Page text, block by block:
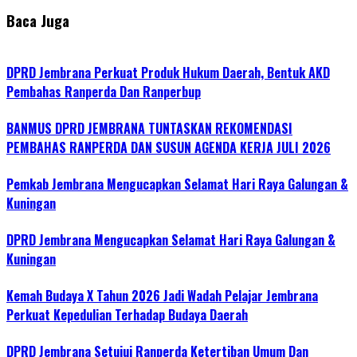
Baca Juga
DPRD Jembrana Perkuat Produk Hukum Daerah, Bentuk AKD
Pembahas Ranperda Dan Ranperbup
BANMUS DPRD JEMBRANA TUNTASKAN REKOMENDASI
PEMBAHAS RANPERDA DAN SUSUN AGENDA KERJA JULI 2026
Pemkab Jembrana Mengucapkan Selamat Hari Raya Galungan &
Kuningan
DPRD Jembrana Mengucapkan Selamat Hari Raya Galungan &
Kuningan
Kemah Budaya X Tahun 2026 Jadi Wadah Pelajar Jembrana
Perkuat Kepedulian Terhadap Budaya Daerah
DPRD Jembrana Setujui Ranperda Ketertiban Umum Dan